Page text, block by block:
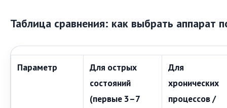
Таблица сравнения: как выбрать аппарат
Параметр
Для острых
состояний
(первые 3–7
Для
хронических
процессов /